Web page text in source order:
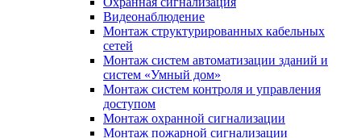
Видеонаблюдение
Монтаж структурированных кабельных
сетей
Монтаж систем автоматизации зданий и
систем «Умный дом»
Монтаж систем контроля и управления
доступом
Монтаж охранной сигнализации
Монтаж пожарной сигнализации